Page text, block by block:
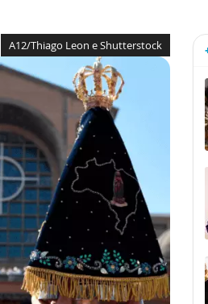
A12/Thiago Leon e Shutterstock